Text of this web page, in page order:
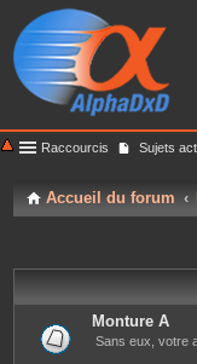
Raccourcis Sujets
Accueil du forum
Monture A
Sans eux, votre